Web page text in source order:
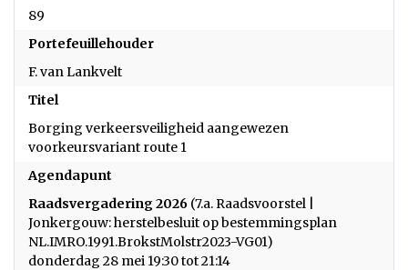
89
Portefeuillehouder
F. van Lankvelt
Titel
Borging verkeersveiligheid aangewezen
voorkeursvariant route 1
Agendapunt
Raadsvergadering 2026 (7.a. Raadsvoorstel |
Jonkergouw: herstelbesluit op bestemmingsplan
NL.IMRO.1991.BrokstMolstr2023-VG01)
donderdag 28 mei 19:30 tot 21:14